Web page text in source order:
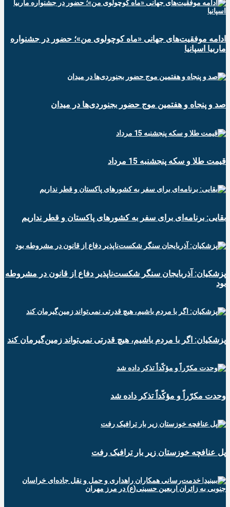
ادامه موفقیت‌های جهانی «ماه کوچولوی من»؛ حضور در جشنواره
ماربیا اسپانیا
صد و پنجاه و هفتمین موج حضور بجنوردی‌ها در میدان
قیمت طلا و سکه پنجشنبه 15 مرداد
بقایی: برنامه‌ای برای سفر به کشورهای پاکستان و قطر نداریم
پزشکیان: آذربایجان سنگر شکست‌ناپذیر دفاع از قانون در مشروطه
بود
پزشکیان: اگر با مردم باشیم، هیچ قدرتی نمی‌تواند زمین‌گیرمان کند
وحدت مکرّراً و مؤکّداً تذکر داده شد
پل عنافچه خوزستان زیر بار ترافیک رفت